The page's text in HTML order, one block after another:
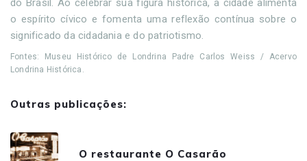
do Brasil. Ao celebrar sua figura histórica, a cidade alimenta
o espírito cívico e fomenta uma reflexão contínua sobre o
significado da cidadania e do patriotismo.
Fontes: Museu Histórico de Londrina Padre Carlos Weiss / Acervo
Londrina Histórica.
Outras publicações:
O restaurante O Casarão